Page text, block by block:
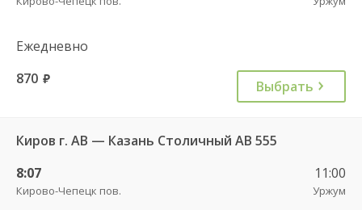
Ежедневно
870 руб. Выбрать
Киров г. АВ — Казань Столичный АВ 555
8:07
Кирово-Чепецк пов.
11:00
Уржум